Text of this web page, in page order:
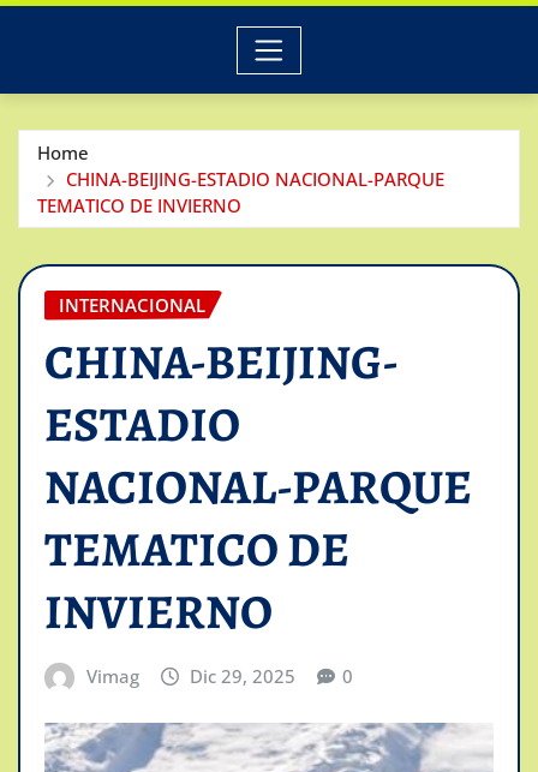
Home
CHINA-BEIJING-ESTADIO NACIONAL-PARQUE
TEMATICO DE INVIERNO
INTERNACIONAL
CHINA-BEIJING-
ESTADIO
NACIONAL-PARQUE
TEMATICO DE
INVIERNO
Vimag Dic 29, 2025 0